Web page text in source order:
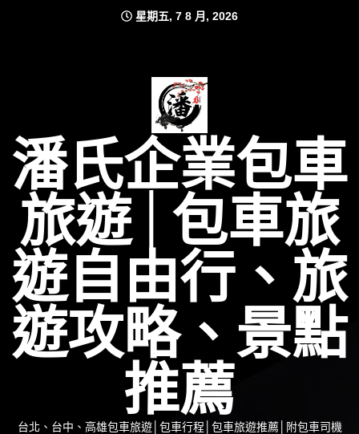
星期五, 7 8 月, 2026
潘氏企業包車
旅遊│包車旅
遊自由行、旅
遊攻略、景點
推薦
台北、台中、高雄包車旅遊│包車行程│包車旅遊推薦│附包車司機